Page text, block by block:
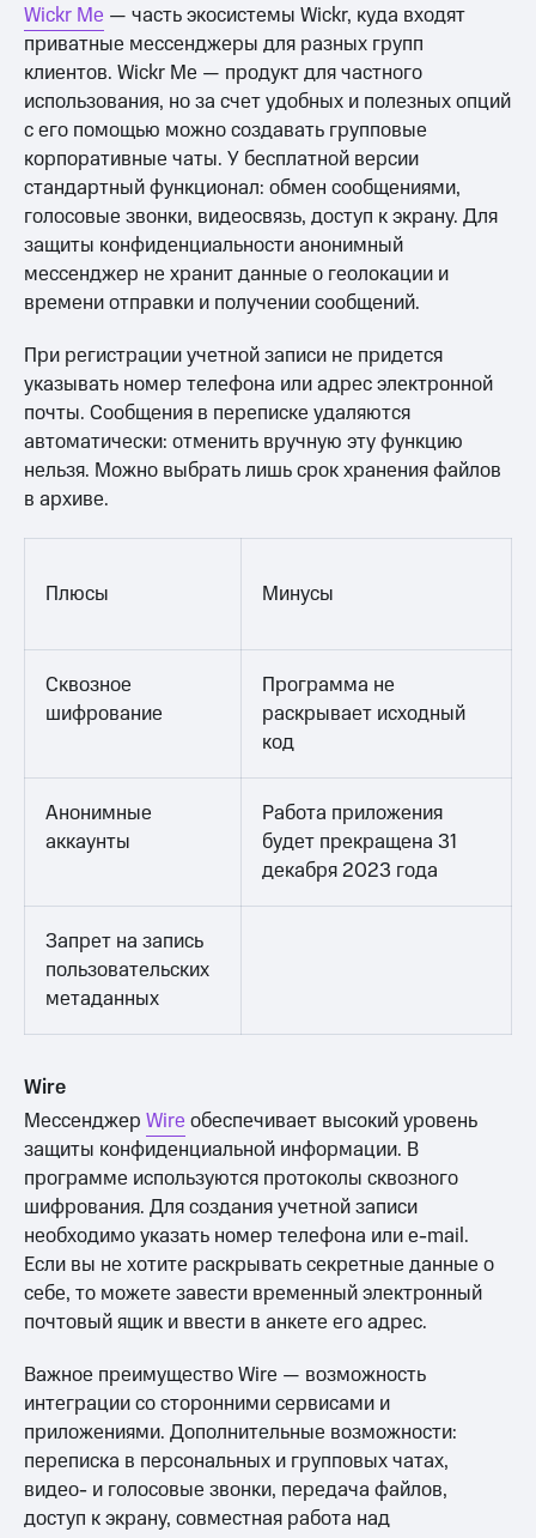
Wickr Me — часть экосистемы Wickr, куда входят
приватные мессенджеры для разных групп
клиентов. Wickr Me — продукт для частного
использования, но за счет удобных и полезных опций
с его помощью можно создавать групповые
корпоративные чаты. У бесплатной версии
стандартный функционал: обмен сообщениями,
голосовые звонки, видеосвязь, доступ к экрану. Для
защиты конфиденциальности анонимный
мессенджер не хранит данные о геолокации и
времени отправки и получении сообщений.
При регистрации учетной записи не придется
указывать номер телефона или адрес электронной
почты. Сообщения в переписке удаляются
автоматически: отменить вручную эту функцию
нельзя. Можно выбрать лишь срок хранения файлов
в архиве.
Плюсы Минусы
Сквозное
шифрование
Программа не
раскрывает исходный
код
Анонимные
аккаунты
Работа приложения
будет прекращена 31
декабря 2023 года
Запрет на запись
пользовательских
метаданных
Wire
Мессенджер Wire обеспечивает высокий уровень
защиты конфиденциальной информации. В
программе используются протоколы сквозного
шифрования. Для создания учетной записи
необходимо указать номер телефона или e-mail.
Если вы не хотите раскрывать секретные данные о
себе, то можете завести временный электронный
почтовый ящик и ввести в анкете его адрес.
Важное преимущество Wire — возможность
интеграции со сторонними сервисами и
приложениями. Дополнительные возможности:
переписка в персональных и групповых чатах,
видео- и голосовые звонки, передача файлов,
доступ к экрану, совместная работа над